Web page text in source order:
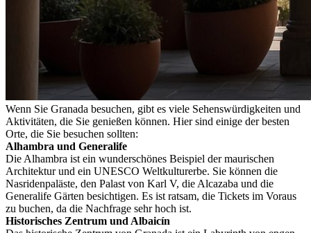
Wenn Sie Granada besuchen, gibt es viele Sehenswürdigkeiten und
Aktivitäten, die Sie genießen können. Hier sind einige der besten
Orte, die Sie besuchen sollten:
Alhambra und Generalife
Die Alhambra ist ein wunderschönes Beispiel der maurischen
Architektur und ein UNESCO Weltkulturerbe. Sie können die
Nasridenpaläste, den Palast von Karl V, die Alcazaba und die
Generalife Gärten besichtigen. Es ist ratsam, die Tickets im Voraus
zu buchen, da die Nachfrage sehr hoch ist.
Historisches Zentrum und Albaicín